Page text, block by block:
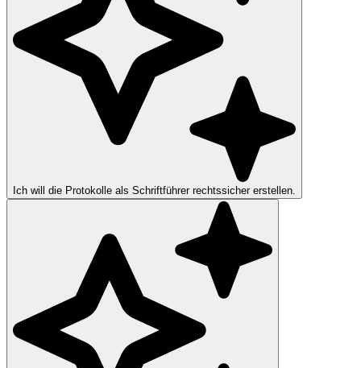
Ich will die Protokolle als Schriftführer rechtssicher erstellen.